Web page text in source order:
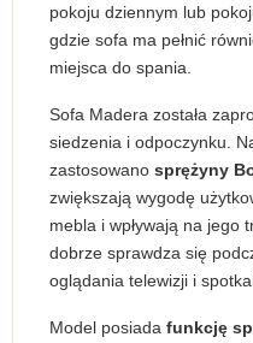
pokoju dziennym lub
gdzie sofa ma pełnić
miejsca do spania.
Sofa Madera została
siedzenia i odpoczynku.
zastosowano sprężyny
zwiększają wygodę
mebla i wpływają na jego
dobrze sprawdza się
oglądania telewizji i
Model posiada funkcję